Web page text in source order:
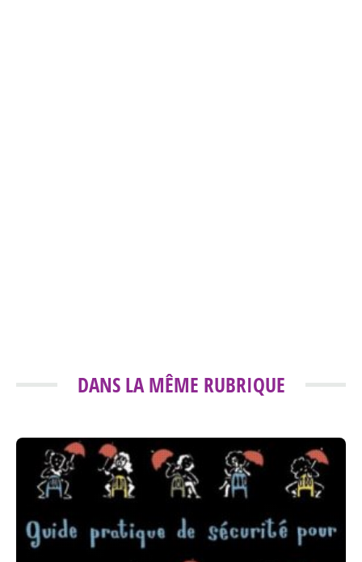
DANS LA MÊME RUBRIQUE